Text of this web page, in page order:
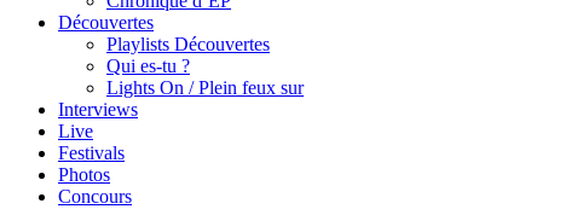
Découvertes
Playlists Découvertes
Qui es-tu ?
Lights On / Plein feux sur
Interviews
Live
Festivals
Photos
Concours